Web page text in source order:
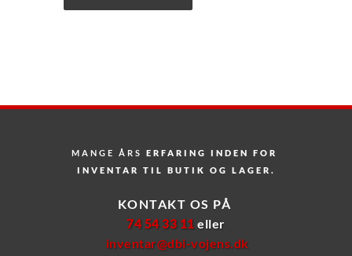
MANGE ÅRS
ERFARING INDEN FOR
INVENTAR TIL BUTIK OG LAGER.
KONTAKT OS PÅ
74 54 33 11 eller
inventar@dbi-vojens.dk